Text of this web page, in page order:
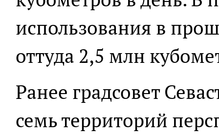
использования в
оттуда 2,5 млн
Ранее градсовет
семь территорий